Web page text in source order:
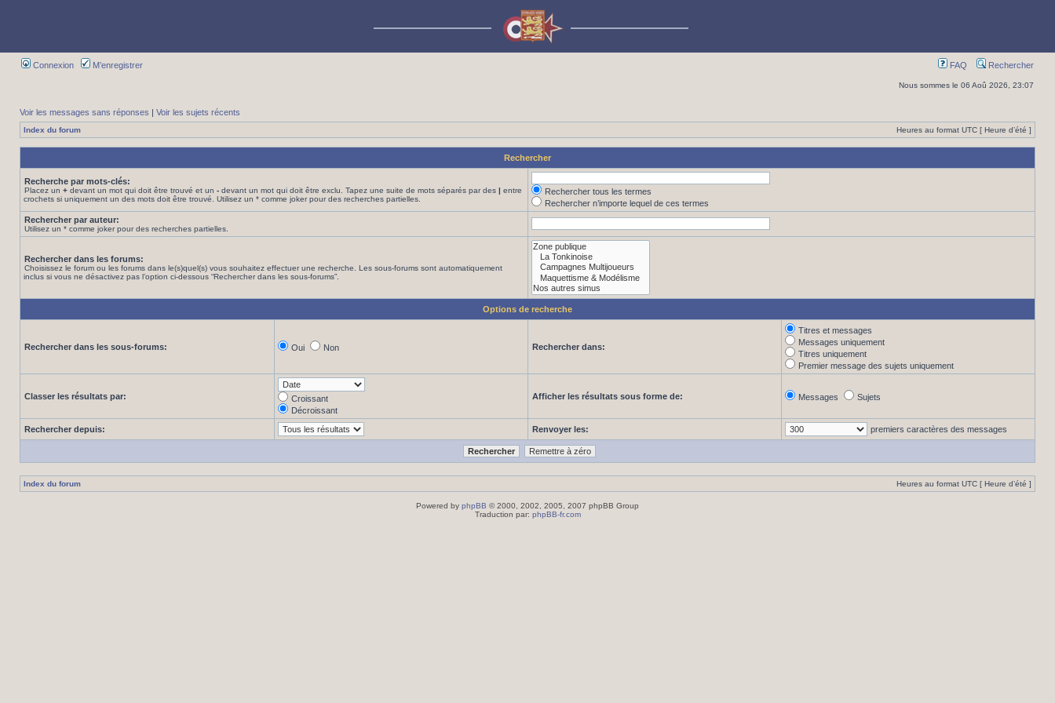
Connexion M’enregistrer FAQ Rechercher
Nous sommes le 06 Aoû 2026, 23:07
Voir les messages sans réponses | Voir les sujets récents
Index du forum Heures au format UTC [ Heure d’été ]
Rechercher
Recherche par mots-clés:
Placez un + devant un mot qui doit être trouvé et un - devant un mot qui doit être exclu. Tapez une suite de mots séparés par des | entre
crochets si uniquement un des mots doit être trouvé. Utilisez un * comme joker pour des recherches partielles.
Rechercher tous les termes
Rechercher n’importe lequel de ces termes
Rechercher par auteur:
Utilisez un * comme joker pour des recherches partielles.
Rechercher dans les forums:
Choisissez le forum ou les forums dans le(s)quel(s) vous souhaitez effectuer une recherche. Les sous-forums sont automatiquement
inclus si vous ne désactivez pas l’option ci-dessous “Rechercher dans les sous-forums”.
Options de recherche
Rechercher dans les sous-forums: Oui Non Rechercher dans:
Titres et messages
Messages uniquement
Titres uniquement
Premier message des sujets uniquement
Classer les résultats par:
Croissant
Décroissant
Afficher les résultats sous forme de: Messages Sujets
Rechercher depuis: Renvoyer les: premiers caractères des messages
Index du forum Heures au format UTC [ Heure d’été ]
Powered by phpBB © 2000, 2002, 2005, 2007 phpBB Group
Traduction par: phpBB-fr.com